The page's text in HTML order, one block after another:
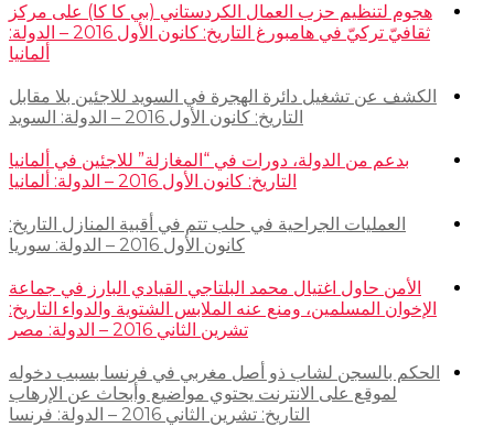
هجوم لتنظيم حزب العمال الكردستاني (بي كا كا) على مركز
ثقافيّ تركيّ في هامبورغ التاريخ: كانون الأول 2016 – الدولة:
ألمانيا
الكشف عن تشغيل دائرة الهجرة في السويد للاجئين بلا مقابل
التاريخ: كانون الأول 2016 – الدولة: السويد
بدعم من الدولة، دورات في “المغازلة” للاجئين في ألمانيا
التاريخ: كانون الأول 2016 – الدولة: ألمانيا
العمليات الجراحية في حلب تتم في أقبية المنازل التاريخ:
كانون الأول 2016 – الدولة: سوريا
الأمن حاول اغتيال محمد البلتاجي القيادي البارز في جماعة
الإخوان المسلمين، ومنع عنه الملابس الشتوية والدواء التاريخ:
تشرين الثاني 2016 – الدولة: مصر
الحكم بالسجن لشاب ذو أصل مغربي في فرنسا بسبب دخوله
لموقع على الانترنت يحتوي مواضيع وأبحاث عن الإرهاب
التاريخ: تشرين الثاني 2016 – الدولة: فرنسا